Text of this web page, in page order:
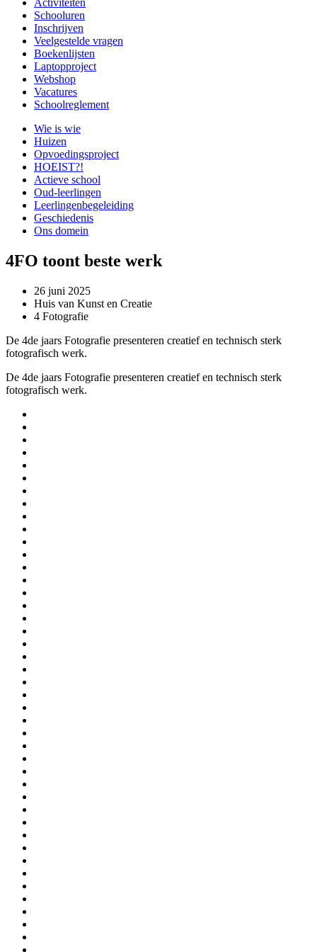
Activiteiten
Schooluren
Inschrijven
Veelgestelde vragen
Boekenlijsten
Laptopproject
Webshop
Vacatures
Schoolreglement
Wie is wie
Huizen
Opvoedingsproject
HOEIST?!
Actieve school
Oud-leerlingen
Leerlingenbegeleiding
Geschiedenis
Ons domein
4FO toont beste werk
26 juni 2025
Huis van Kunst en Creatie
4 Fotografie
De 4de jaars Fotografie presenteren creatief en technisch sterk
fotografisch werk.
De 4de jaars Fotografie presenteren creatief en technisch sterk
fotografisch werk.